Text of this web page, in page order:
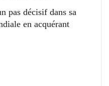
pas décisif dans sa
en acquérant